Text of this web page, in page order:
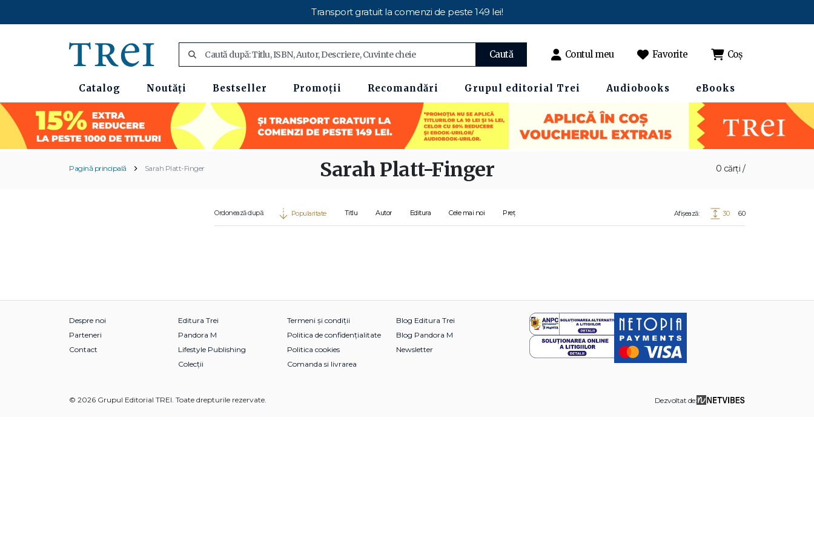
Transport gratuit la comenzi de peste 149 lei!
Caută Contul meu Favorite Coș
Catalog Noutăți Bestseller Promoții Recomandări Grupul editorial Trei Audiobooks eBooks
Pagină principală Sarah Platt-Finger 0 cărți /
Sarah Platt-Finger
Ordonează după: Popularitate Titlu Autor Editura Cele mai noi Preț Afișează: 30 60
Despre noi
Parteneri
Contact
Editura Trei
Pandora M
Lifestyle Publishing
Colecții
Termeni și condiții
Politica de confidențialitate
Politica cookies
Comanda si livrarea
Blog Editura Trei
Blog Pandora M
Newsletter
© 2026 Grupul Editorial TREI. Toate drepturile rezervate. Dezvoltat de: